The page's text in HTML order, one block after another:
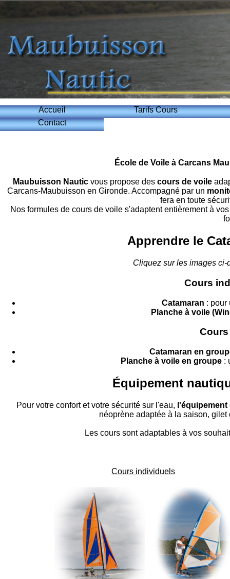
Accueil
Tarifs Cours
Contact
École de Voile à Carcans
Maubuisson Nautic vous propose des cours de voile
Carcans-Maubuisson en Gironde. Accompagné par un
fera en toute
Nos formules de cours de voile s'adaptent entièrement à
Apprendre le
Cliquez sur les images
Cours
Catamaran : pour
Planche à voile
Catamaran en
Planche à voile en groupe :
Équipement
Pour votre confort et votre sécurité sur l'eau,
néoprène adaptée à la saison,
Les cours sont adaptables à vos
Cours individuels